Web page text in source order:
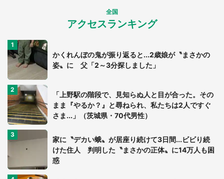
全国
アクセスランキング
かくれんぼの鬼が振り返ると...2歳娘が〝まさかの
姿〟に 父「2～3分探しました」
「上野駅の階段で、見知らぬ人と目が合った。その
まま『やるか？』と尋ねられ、私たちは2人ですぐ
さま...」（茨城県・70代男性）
家に〝デカい蛾〟が居座り続けて3日間...ビビり続
けた住人 判明した〝まさかの正体〟に14万人も困
惑